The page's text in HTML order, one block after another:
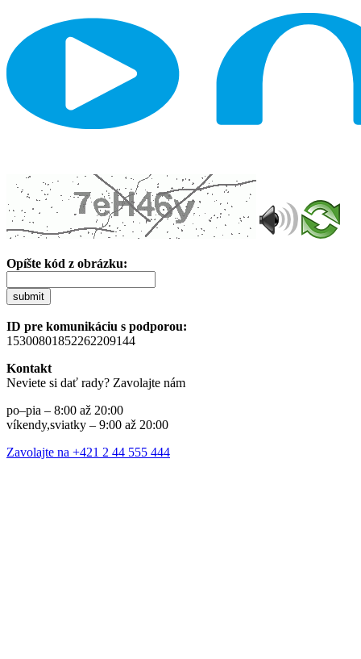
Opíšte kód z obrázku:
submit
ID pre komunikáciu s podporou:
15300801852262209144
Kontakt
Neviete si dať rady? Zavolajte nám
po–pia – 8:00 až 20:00
víkendy,sviatky – 9:00 až 20:00
Zavolajte na +421 2 44 555 444